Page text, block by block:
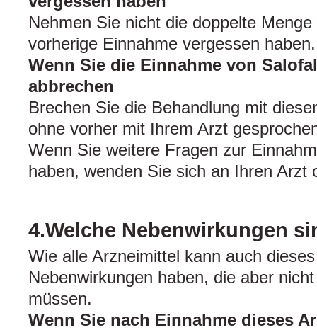
Nehmen Sie nicht die doppelte
vorherige Einnahme vergessen haben.
Wenn Sie die Einnahme von
abbrechen
Brechen Sie die Behandlung mit
ohne vorher mit Ihrem Arzt
Wenn Sie weitere Fragen zur
haben, wenden Sie sich an Ihren Arzt
4.Welche Nebenwirkungen
Wie alle Arzneimittel kann auch
Nebenwirkungen haben, die aber
müssen.
Wenn Sie nach Einnahme dieses